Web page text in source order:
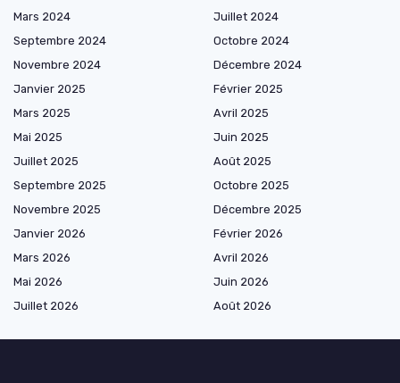
Mars 2024
Juillet 2024
Septembre 2024
Octobre 2024
Novembre 2024
Décembre 2024
Janvier 2025
Février 2025
Mars 2025
Avril 2025
Mai 2025
Juin 2025
Juillet 2025
Août 2025
Septembre 2025
Octobre 2025
Novembre 2025
Décembre 2025
Janvier 2026
Février 2026
Mars 2026
Avril 2026
Mai 2026
Juin 2026
Juillet 2026
Août 2026